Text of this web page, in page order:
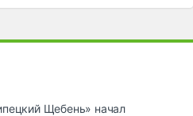
Щебень» начал